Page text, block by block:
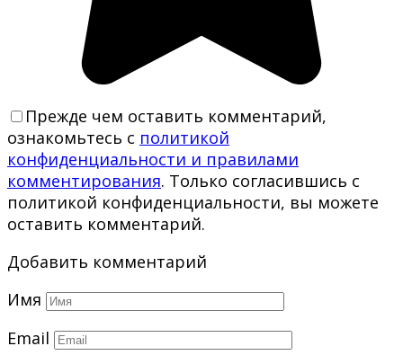
Прежде чем оставить комментарий,
ознакомьтесь с политикой
конфиденциальности и правилами
комментирования. Только согласившись с
политикой конфиденциальности, вы можете
оставить комментарий.
Добавить комментарий
Имя
Email